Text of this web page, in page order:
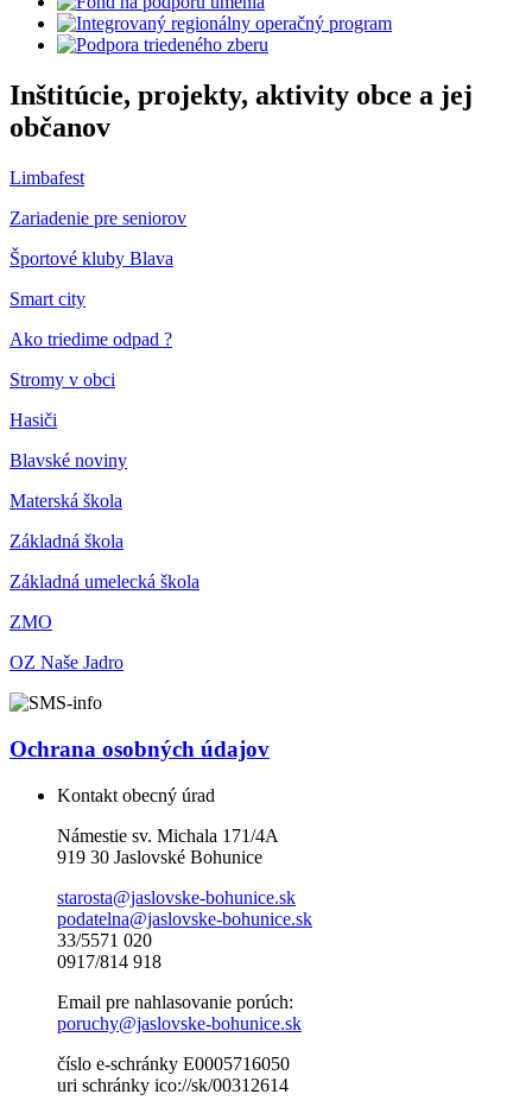
Inštitúcie, projekty, aktivity obce a jej
občanov
Limbafest
Zariadenie pre seniorov
Športové kluby Blava
Smart city
Ako triedime odpad ?
Stromy v obci
Hasiči
Blavské noviny
Materská škola
Základná škola
Základná umelecká škola
ZMO
OZ Naše Jadro
Ochrana osobných údajov
Kontakt obecný úrad
Námestie sv. Michala 171/4A
919 30 Jaslovské Bohunice
starosta@jaslovske-bohunice.sk
podatelna@jaslovske-bohunice.sk
33/5571 020
0917/814 918
Email pre nahlasovanie porúch:
poruchy@jaslovske-bohunice.sk
číslo e-schránky E0005716050
uri schránky ico://sk/00312614